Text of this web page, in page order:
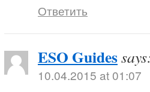
Ответить
ESO Guides
10.04.2015 at 01:07